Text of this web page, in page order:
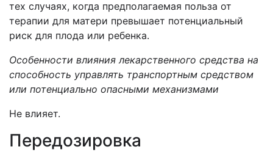
тех случаях, когда предполагаемая польза от
терапии для матери превышает потенциальный
риск для плода или ребенка.
Особенности влияния лекарственного средства на
способность управлять транспортным средством
или потенциально опасными механизмами
Не влияет.
Передозировка